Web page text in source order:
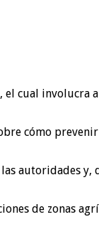
el cual involucra
cómo prevenir
autoridades y,
de zonas